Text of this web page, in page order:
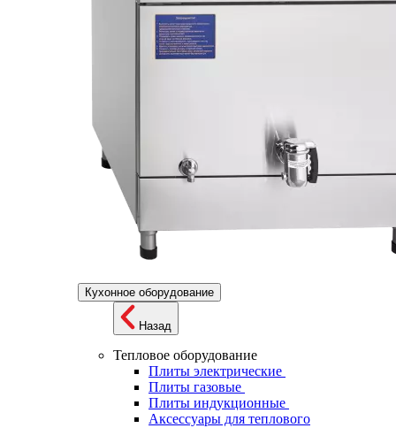
Кухонное оборудование
Назад
Тепловое оборудование
Плиты электрические
Плиты газовые
Плиты индукционные
Аксессуары для теплового